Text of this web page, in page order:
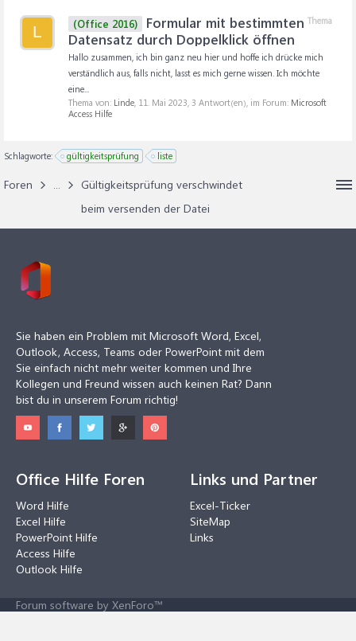
L
Thema
(Office 2016)
Formular mit bestimmten
Datensatz durch Doppelklick öffnen
Hallo zusammen, ich bin ganz neu hier und hoffe ich drücke mich
verständlich aus, falls nicht, lasst es mich gerne wissen. Ich möchte
eine...
Thema von: Linde, 11. Mai 2023, 3 Antwort(en), im Forum: Microsoft
Access Hilfe
Schlagworte: gültigkeitsprüfung liste
Foren ...
Gültigkeitsprüfung verschwindet
beim versenden der Datei
Sie haben ein Problem mit Microsoft Word, Excel,
Outlook, Access, Teams oder PowerPoint mit dem
Sie einfach nicht mehr weiter kommen und Ihre
Kollegen und Freund wissen auch keinen Rat? Dann
bist du in unserem Forum richtig!
Office Hilfe Foren
Word Hilfe
Excel Hilfe
PowerPoint Hilfe
Access Hilfe
Outlook Hilfe
Links und Partner
Excel-Ticker
SiteMap
Links
Forum software by XenForo™